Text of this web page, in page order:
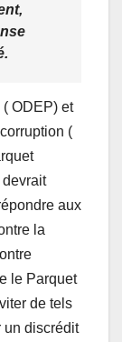
ODEP) et
(
aux
la
le Parquet
de tels
un discrédit